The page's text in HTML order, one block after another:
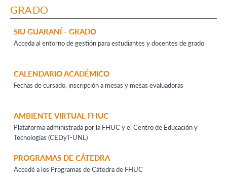
GRADO
SIU GUARANÍ - GRADO
Acceda al entorno de gestión para estudiantes y docentes de grado
CALENDARIO ACADÉMICO
Fechas de cursado, inscripción a mesas y mesas evaluadoras
AMBIENTE VIRTUAL FHUC
Plataforma administrada por la FHUC y el Centro de Educación y
Tecnologías (CEDyT-UNL)
PROGRAMAS DE CÁTEDRA
Accedé a los Programas de Cátedra de FHUC